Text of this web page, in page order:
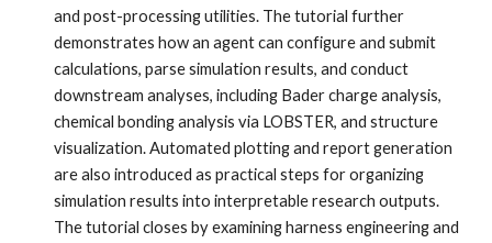
and post-processing utilities. The tutorial further
demonstrates how an agent can configure and submit
calculations, parse simulation results, and conduct
downstream analyses, including Bader charge analysis,
chemical bonding analysis via LOBSTER, and structure
visualization. Automated plotting and report generation
are also introduced as practical steps for organizing
simulation results into interpretable research outputs.
The tutorial closes by examining harness engineering and